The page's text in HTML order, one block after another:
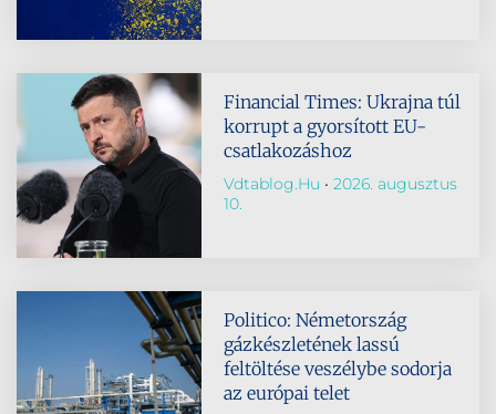
Financial Times: Ukrajna túl
korrupt a gyorsított EU-
csatlakozáshoz
Vdtablog.hu
2026. augusztus
10.
Politico: Németország
gázkészletének lassú
feltöltése veszélybe sodorja
az európai telet